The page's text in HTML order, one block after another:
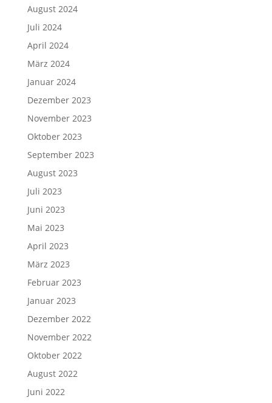
August 2024
Juli 2024
April 2024
März 2024
Januar 2024
Dezember 2023
November 2023
Oktober 2023
September 2023
August 2023
Juli 2023
Juni 2023
Mai 2023
April 2023
März 2023
Februar 2023
Januar 2023
Dezember 2022
November 2022
Oktober 2022
August 2022
Juni 2022